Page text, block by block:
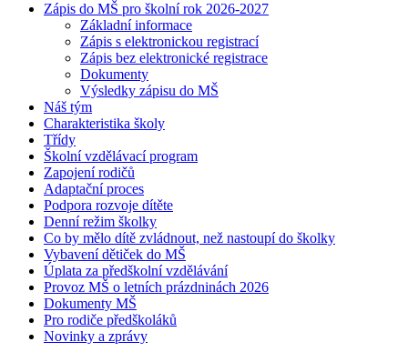
Zápis do MŠ pro školní rok 2026-2027
Základní informace
Zápis s elektronickou registrací
Zápis bez elektronické registrace
Dokumenty
Výsledky zápisu do MŠ
Náš tým
Charakteristika školy
Třídy
Školní vzdělávací program
Zapojení rodičů
Adaptační proces
Podpora rozvoje dítěte
Denní režim školky
Co by mělo dítě zvládnout, než nastoupí do školky
Vybavení dětiček do MŠ
Úplata za předškolní vzdělávání
Provoz MŠ o letních prázdninách 2026
Dokumenty MŠ
Pro rodiče předškoláků
Novinky a zprávy